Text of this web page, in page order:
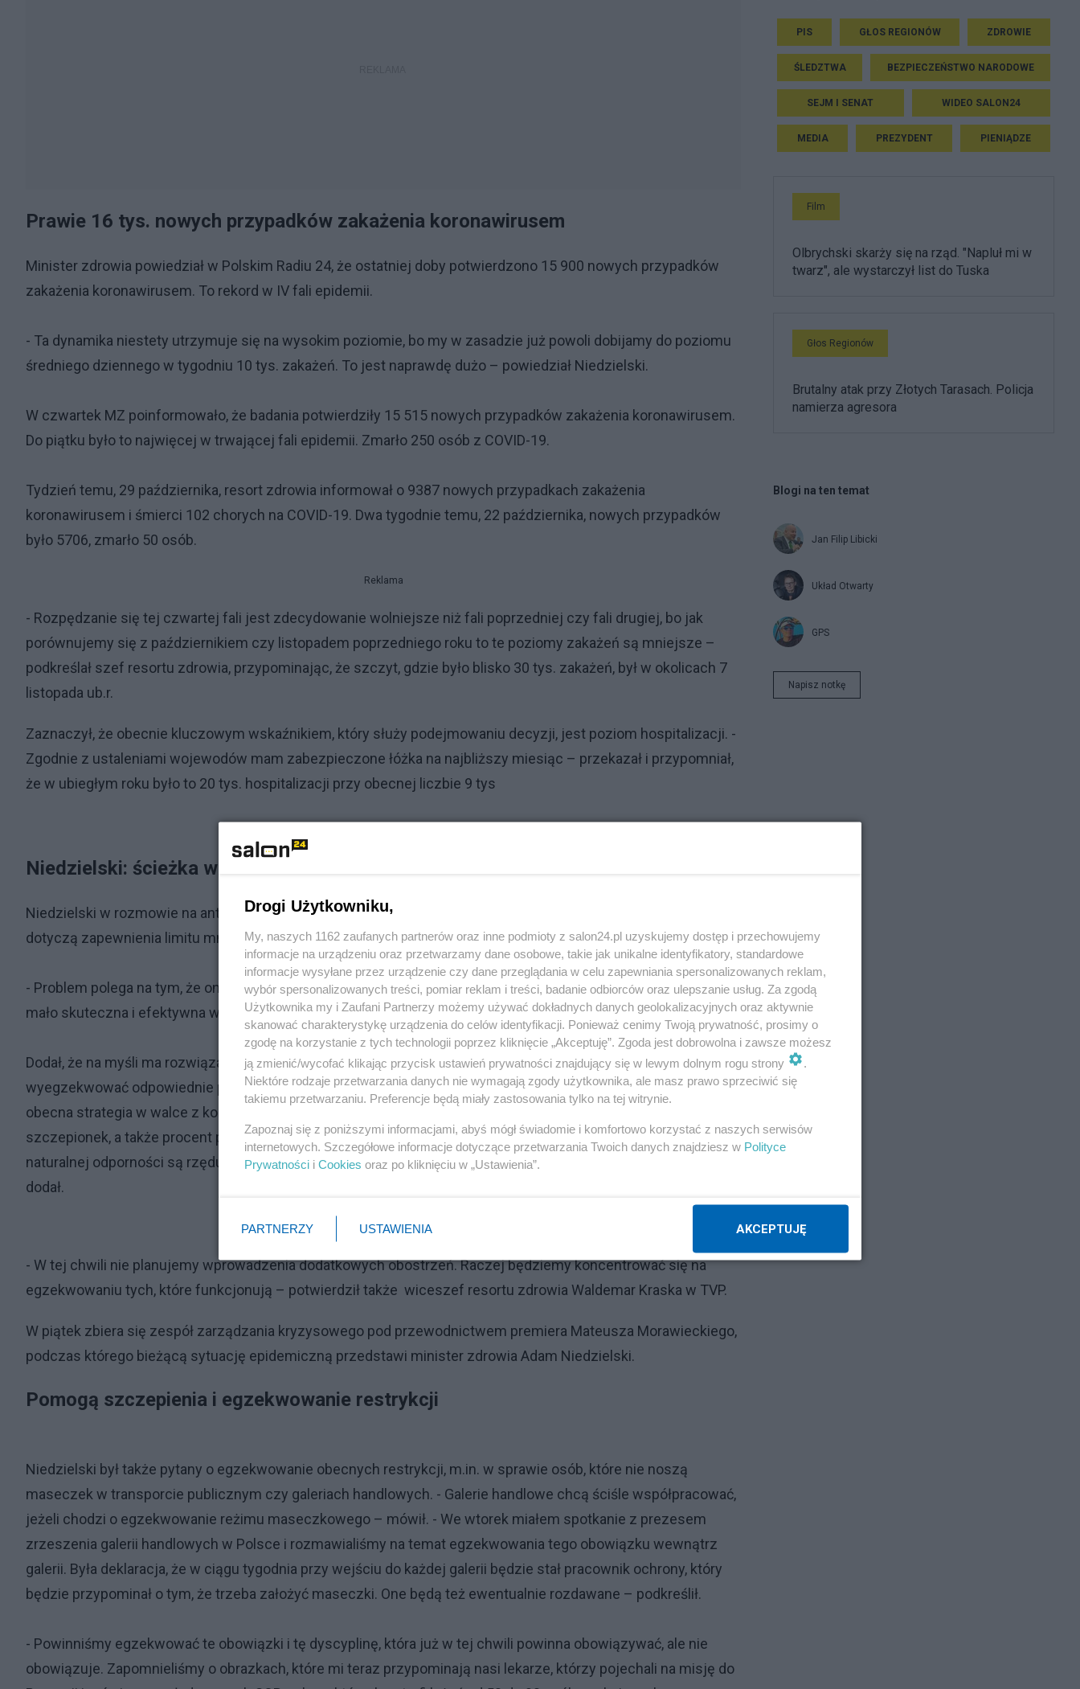
Prawie 16 tys. nowych przypadków zakażenia koronawirusem
Minister zdrowia powiedział w Polskim Radiu 24, że ostatniej doby potwierdzono 15 900 nowych przypadków
zakażenia koronawirusem. To rekord w IV fali epidemii.
- Ta dynamika niestety utrzymuje się na wysokim poziomie, bo my w zasadzie już powoli dobijamy do poziomu
średniego dziennego w tygodniu 10 tys. zakażeń. To jest naprawdę dużo – powiedział Niedzielski.
W czwartek MZ poinformowało, że badania potwierdziły 15 515 nowych przypadków zakażenia koronawirusem.
Do piątku było to najwięcej w trwającej fali epidemii. Zmarło 250 osób z COVID-19.
Tydzień temu, 29 października, resort zdrowia informował o 9387 nowych przypadkach zakażenia
koronawirusem i śmierci 102 chorych na COVID-19. Dwa tygodnie temu, 22 października, nowych przypadków
było 5706, zmarło 50 osób.
Reklama
- Rozpędzanie się tej czwartej fali jest zdecydowanie wolniejsze niż fali poprzedniej czy fali drugiej, bo jak
porównujemy się z październikiem czy listopadem poprzedniego roku to te poziomy zakażeń są mniejsze –
podkreślał szef resortu zdrowia, przypominając, że szczyt, gdzie było blisko 30 tys. zakażeń, był w okolicach 7
listopada ub.r.
Zaznaczył, że obecnie kluczowym wskaźnikiem, który służy podejmowaniu decyzji, jest poziom hospitalizacji. -
Zgodnie z ustaleniami wojewodów mam zabezpieczone łóżka na najbliższy miesiąc – przekazał i przypomniał,
że w ubiegłym roku było to 20 tys. hospitalizacji przy obecnej liczbie 9 tys
Niedzielski: ścieżka wzmacniania restrykcji wydaje się mało skuteczna
Niedzielski w rozmowie na antenie Polskiego Radia 24 zwrócił także uwagę, że obowiązujące restrykcje
dotyczą zapewnienia limitu mniej więcej 75 proc. w rożnych miejscach publicznych.
- Problem polega na tym, że one nie są przestrzegane. W ogóle ta ścieżka wzmacniania restrykcji wydaje się
mało skuteczna i efektywna w Polsce. Dlatego myślimy o innych rozwiązaniach – powiedział minister zdrowia.
Dodał, że na myśli ma rozwiązania, które w sposób pośredni, ale jego zdaniem bardziej skuteczny, będą mogły
wyegzekwować odpowiednie podejście zapewniające bezpieczeństwo. Niedzielski zwracał też uwagę, że
obecna strategia w walce z koronawirusem różni się od poprzednich, m.in. tym, że wcześniej nie było
szczepionek, a także procent populacji, który już przechorował covid, był stosunkowo niski. - Teraz te parametry
naturalnej odporności są rzędu nawet 70 procent – mówił. - To jest naturalna bariera i widzimy, że ona działa –
dodał.
Reklama
- W tej chwili nie planujemy wprowadzenia dodatkowych obostrzeń. Raczej będziemy koncentrować się na
egzekwowaniu tych, które funkcjonują – potwierdził także wiceszef resortu zdrowia Waldemar Kraska w TVP.
W piątek zbiera się zespół zarządzania kryzysowego pod przewodnictwem premiera Mateusza Morawieckiego,
podczas którego bieżącą sytuację epidemiczną przedstawi minister zdrowia Adam Niedzielski.
Pomogą szczepienia i egzekwowanie restrykcji
Niedzielski był także pytany o egzekwowanie obecnych restrykcji, m.in. w sprawie osób, które nie noszą
maseczek w transporcie publicznym czy galeriach handlowych. - Galerie handlowe chcą ściśle współpracować,
jeżeli chodzi o egzekwowanie reżimu maseczkowego – mówił. - We wtorek miałem spotkanie z prezesem
zrzeszenia galerii handlowych w Polsce i rozmawialiśmy na temat egzekwowania tego obowiązku wewnątrz
galerii. Była deklaracja, że w ciągu tygodnia przy wejściu do każdej galerii będzie stał pracownik ochrony, który
będzie przypominał o tym, że trzeba założyć maseczki. One będą też ewentualnie rozdawane – podkreślił.
- Powinniśmy egzekwować te obowiązki i tę dyscyplinę, która już w tej chwili powinna obowiązywać, ale nie
obowiązuje. Zapomnieliśmy o obrazkach, które mi teraz przypominają nasi lekarze, którzy pojechali na misję do
PIS GŁOS REGIONÓW ZDROWIE
ŚLEDZTWA BEZPIECZEŃSTWO NARODOWE
SEJM I SENAT WIDEO SALON24
MEDIA PREZYDENT PIENIĄDZE
Film
Olbrychski skarży się na rząd. "Napluł mi w
twarz", ale wystarczył list do Tuska
Głos Regionów
Brutalny atak przy Złotych Tarasach. Policja
namierza agresora
Blogi na ten temat
Jan Filip Libicki
Układ Otwarty
GPS
Napisz notkę
Drogi Użytkowniku,
My, naszych 1162 zaufanych partnerów oraz inne podmioty z salon24.pl uzyskujemy dostęp i przechowujemy
informacje na urządzeniu oraz przetwarzamy dane osobowe, takie jak unikalne identyfikatory, standardowe
informacje wysyłane przez urządzenie czy dane przeglądania w celu zapewniania spersonalizowanych reklam,
wybór spersonalizowanych treści, pomiar reklam i treści, badanie odbiorców oraz ulepszanie usług. Za zgodą
Użytkownika my i Zaufani Partnerzy możemy używać dokładnych danych geolokalizacyjnych oraz aktywnie
skanować charakterystykę urządzenia do celów identyfikacji. Ponieważ cenimy Twoją prywatność, prosimy o
zgodę na korzystanie z tych technologii poprzez kliknięcie „Akceptuję”. Zgoda jest dobrowolna i zawsze możesz
ją zmienić/wycofać klikając przycisk ustawień prywatności znajdujący się w lewym dolnym rogu strony
.
Niektóre rodzaje przetwarzania danych nie wymagają zgody użytkownika, ale masz prawo sprzeciwić się
takiemu przetwarzaniu. Preferencje będą miały zastosowania tylko na tej witrynie.
Zapoznaj się z poniższymi informacjami, abyś mógł świadomie i komfortowo korzystać z naszych serwisów
internetowych. Szczegółowe informacje dotyczące przetwarzania Twoich danych znajdziesz w Polityce
Prywatności i Cookies oraz po kliknięciu w „Ustawienia”.
PARTNERZY USTAWIENIA AKCEPTUJĘ